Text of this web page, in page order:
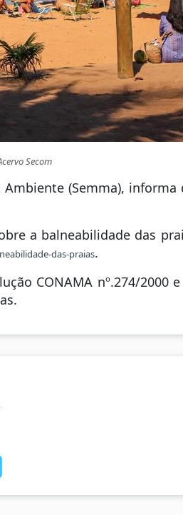
Secom
(Semma), informa
a balneabilidade das
das-praias.
CONAMA nº.274/2000